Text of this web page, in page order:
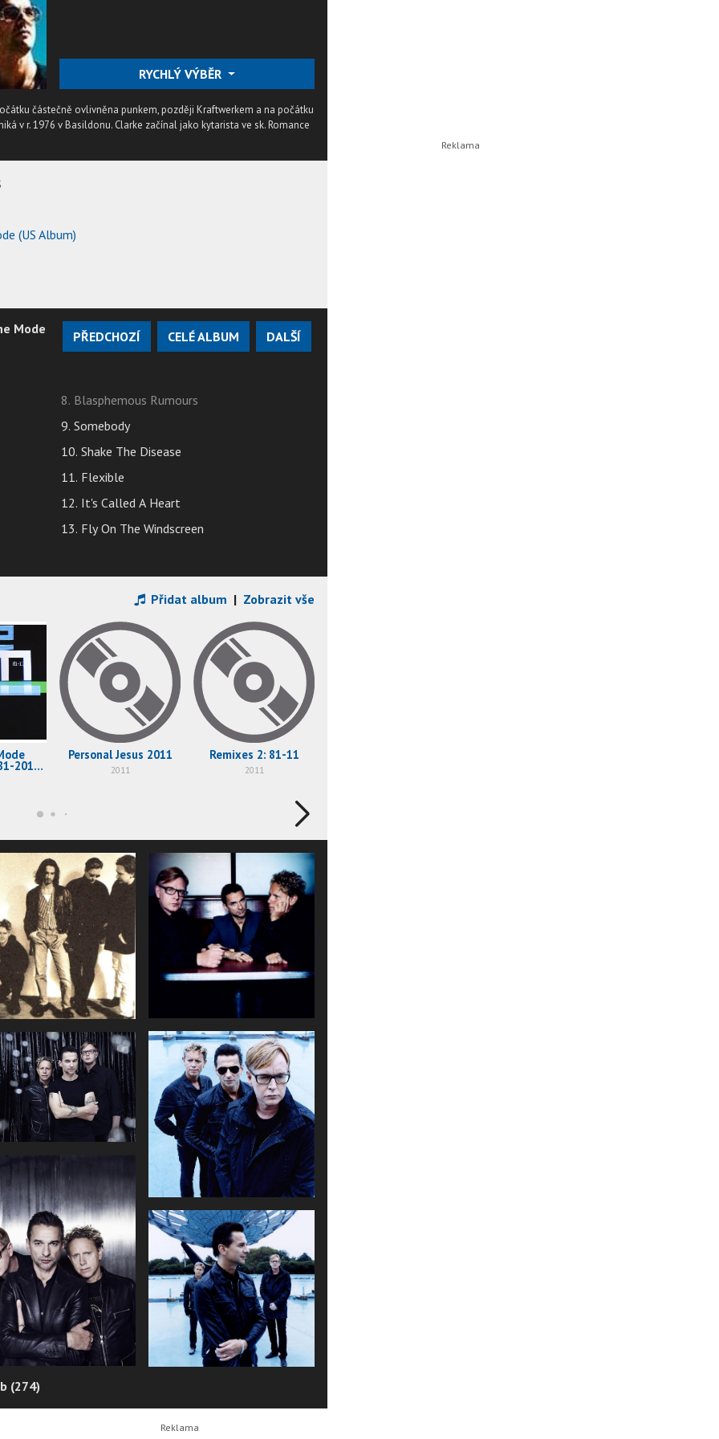
RYCHLÝ VÝBĚR
částečně ovlivněna punkem, později Kraftwerkem a na počátku
v r. 1976 v Basildonu. Clarke začínal jako kytarista ve sk. Romance
(US Album)
Mode
PŘEDCHOZÍ CELÉ ALBUM DALŠÍ
8. Blasphemous Rumours
9. Somebody
10. Shake The Disease
11. Flexible
12. It's Called A Heart
13. Fly On The Windscreen
Přidat album | Zobrazit vše
2011
Personal Jesus 2011
2011
Remixes 2: 81-11
2011
(274)